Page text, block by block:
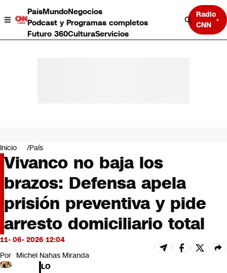
PaísMundoNegocios
Podcast y Programas completos
Futuro 360CulturaServicios
Radio
CNN
Negocios
Deportes
Programas completos
Cultura
Servicios
Bits
CNN tiempo
Futuro 360
Inicio País
Vivanco no baja los
brazos: Defensa apela
prisión preventiva y pide
arresto domiciliario total
11- 06- 2026 12:04
Por Michel Nahas Miranda
LO